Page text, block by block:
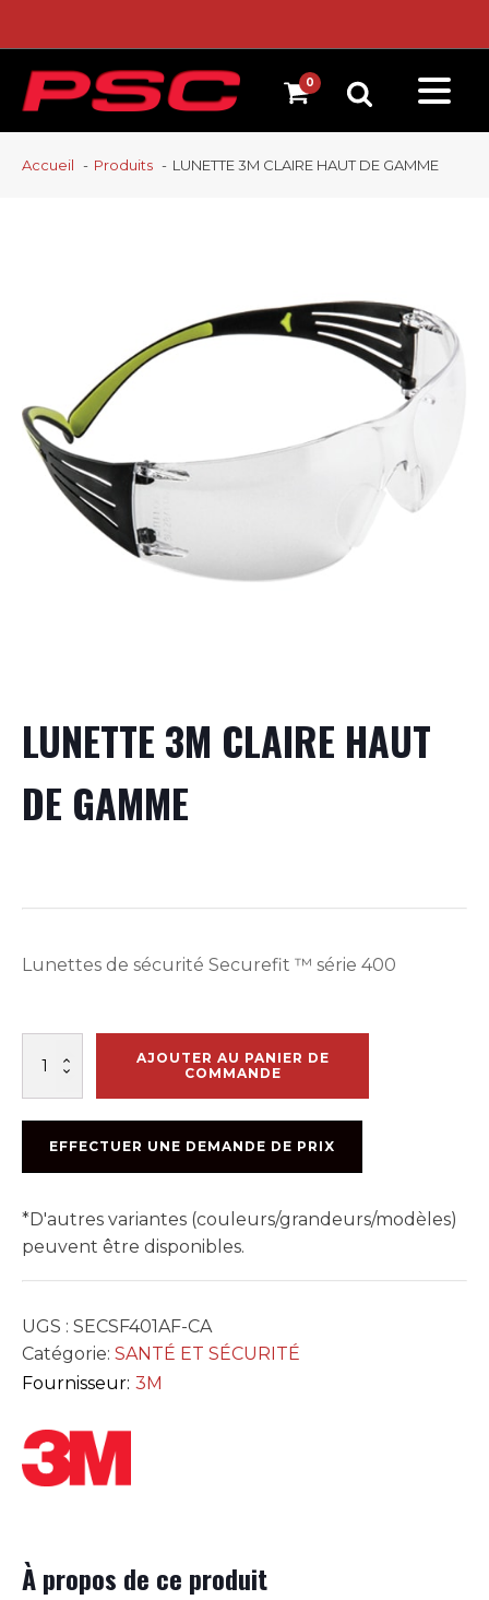
Accueil Produits LUNETTE 3M CLAIRE HAUT DE GAMME
LUNETTE 3M CLAIRE HAUT
DE GAMME
Lunettes de sécurité Securefit ™ série 400
LUNETTE
HAUT
DE
AJOUTER AU PANIER DE
COMMANDE
EFFECTUER UNE DEMANDE DE PRIX
*D'autres variantes (couleurs/grandeurs/modèles)
peuvent être disponibles.
UGS : SECSF401AF-CA
Catégorie: SANTÉ ET SÉCURITÉ
Fournisseur: 3M
À propos de ce produit